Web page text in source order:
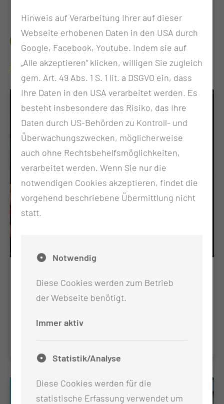
WER IST AN DER BEHANDLUNG BETEILIGT?
WO FINDE ICH WEITERE INFORMATIONEN?
Krebsbehandlung im Kopf-Hals-
Krebsbehandlung im Kopf-Hals-Bereich.
Hinweis auf Verarbeitung Ihrer auf dieser
Webseite erhobenen Daten in den USA durch
Google, Facebook, Youtube. Indem sie auf
„Alle akzeptieren“ klicken, willigen Sie zugleich
gem. Art. 49 Abs. 1 S. 1 lit. a DSGVO ein, dass
Ihre Daten in den USA verarbeitet werden. Es
besteht insbesondere das Risiko, das Ihre
Daten durch US-Behörden zu Kontroll- und
Überwachungszwecken, möglicherweise
auch ohne Rechtsbehelfsmöglichkeiten,
verarbeitet werden. Wenn Sie nur die
notwendigen Cookies akzeptieren, findet die
vorgehend beschriebene Übermittlung nicht
statt.
Notwendig
Diese Cookies werden zum Betrieb
der Webseite benötigt.
Immer aktiv
Statistik/Analyse
Diese Cookies werden für die
statistische Erfassung verwendet um